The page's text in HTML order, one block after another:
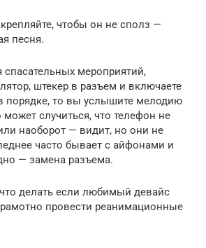
чтобы он не сполз —
песня.
мероприятий,
штекер в разъем и включаете
порядке, то вы услышите мелодию
случиться, что телефон не
наоборот — видит, но они не
часто бывает с айфонами и
— замена разъема.
делать если любимый девайс
провести реанимационные